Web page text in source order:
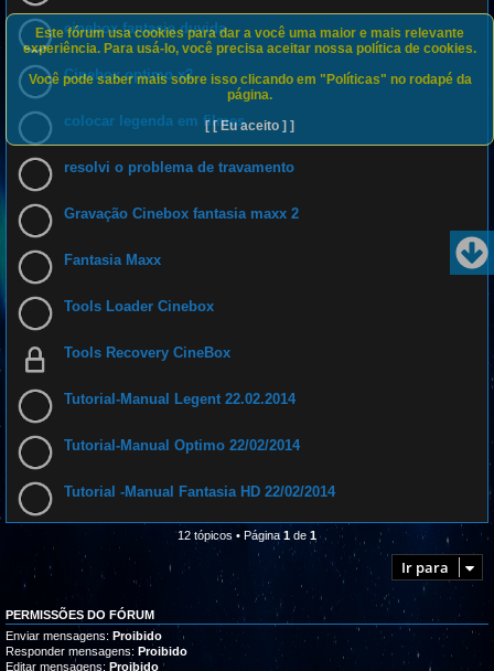
cinebox fantasia duvida
Cinebox optimo x2
colocar legenda em filmes
resolvi o problema de travamento
Gravação Cinebox fantasia maxx 2
Fantasia Maxx
Tools Loader Cinebox
Tools Recovery CineBox
Tutorial-Manual Legent 22.02.2014
Tutorial-Manual Optimo 22/02/2014
Tutorial -Manual Fantasia HD 22/02/2014
12 tópicos • Página 1 de 1
Ir para
PERMISSÕES DO FÓRUM
Enviar mensagens: Proibido
Responder mensagens: Proibido
Editar mensagens: Proibido
Este fórum usa cookies para dar a você uma maior e mais relevante
experiência. Para usá-lo, você precisa aceitar nossa política de cookies.
Você pode saber mais sobre isso clicando em "Políticas" no rodapé da
página.
[ [ Eu aceito ] ]